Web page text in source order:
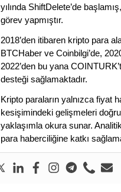
yılında ShiftDelete’de
görev yapmıştır.
2018’den itibaren kripto para
BTCHaber ve Coinbilgi’de,
2022’den bu yana
desteği sağlamaktadır.
Kripto paraların yalnızca fiyat
kesişimindeki gelişmeleri
yaklaşımla okura sunar.
para haberciliğine katkı